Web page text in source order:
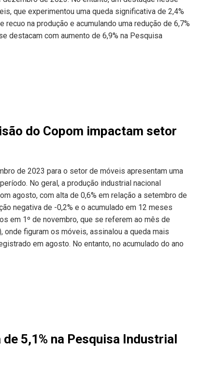
que experimentou uma queda significativa de 2,4%
na produção e acumulando uma redução de 6,7%
destacam com aumento de 6,9% na Pesquisa
do Copom impactam setor
de 2023 para o setor de móveis apresentam uma
No geral, a produção industrial nacional
agosto, com alta de 0,6% em relação a setembro de
negativa de -0,2% e o acumulado em 12 meses
em 1º de novembro, que se referem ao mês de
figuram os móveis, assinalou a queda mais
em agosto. No entanto, no acumulado do ano
5,1% na Pesquisa Industrial